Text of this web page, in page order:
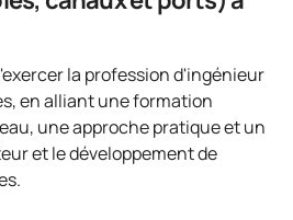
la profession d'ingénieur
en alliant une formation
une approche pratique et un
et le développement de